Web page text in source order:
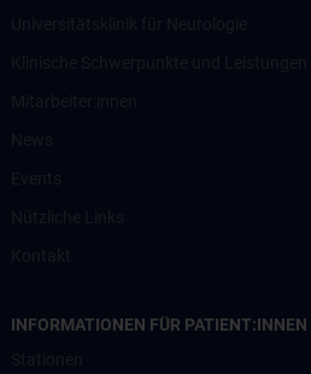
INFORMATIONEN FÜR PATIENT:INNEN